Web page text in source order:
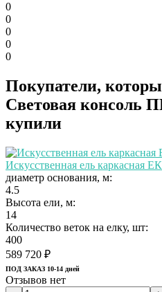
0
0
0
0
0
Покупатели,
Световая консоль
купили
Искусственная ель каркасная
диаметр основания, м:
4.5
Высота ели, м:
14
Количество веток на елку, шт:
400
589 720 ₽
ПОД ЗАКАЗ 10-14 дней
Отзывов нет